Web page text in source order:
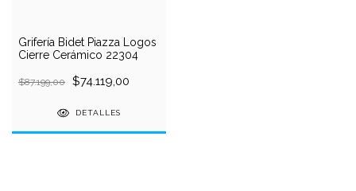
Grifería Bidet Piazza Logos
Cierre Cerámico 22304
$87.199,00 $74.119,00
DETALLES